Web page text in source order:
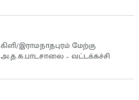
கிளி/இராமநாதபுரம் மேற்கு
அ.த.க.பாடசாலை – வட்டக்கச்சி